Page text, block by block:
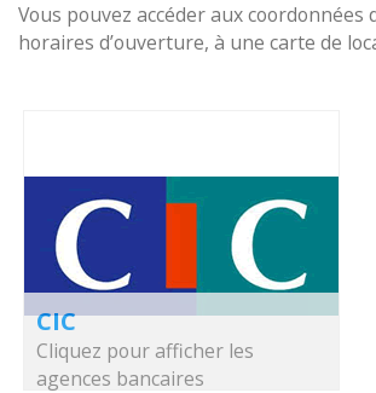
Vous pouvez accéder aux coordonnées
horaires d’ouverture, à une carte de
CIC
Cliquez pour afficher les
agences bancaires